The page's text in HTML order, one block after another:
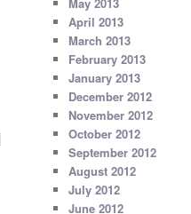
April 2013
March 2013
February 2013
January 2013
December 2012
November 2012
October 2012
September 2012
August 2012
July 2012
June 2012